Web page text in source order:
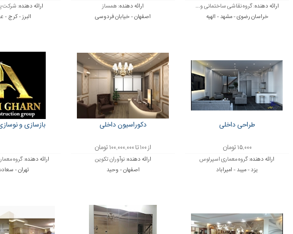
ارائه دهنده:گروه نقاشی ساختمانی و...
خراسان رضوی - مشهد - الهیه
ارائه دهنده: همساز
اصفهان - خیابان فردوسی
ارائه دهنده: شرکت
البرز - کرج -
طراحی داخلی
۱۵,۰۰۰ تومان
ارائه دهنده:گروه معماری اسپرلوس
یزد - میبد - امیراباد
دکوراسیون داخلی
از ۱۰۰ تا ۱۰۰,۰۰۰,۰۰۰ تومان
ارائه دهنده:نوآوران تکوین
اصفهان - وحید
بازسازی و
ارائه دهنده:گروه
تهران -